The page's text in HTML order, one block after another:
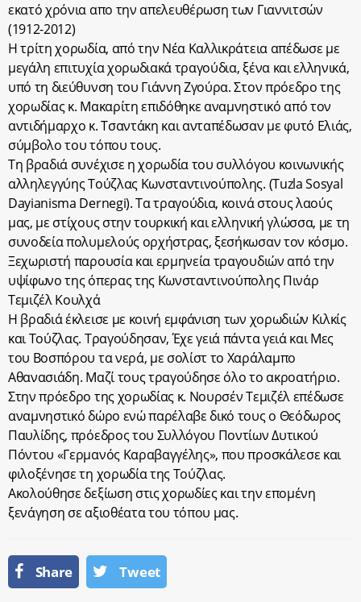
εκατό χρόνια απο την απελευθέρωση των Γιαννιτσών
(1912-2012)
Η τρίτη χορωδία, από την Νέα Καλλικράτεια απέδωσε με
μεγάλη επιτυχία χορωδιακά τραγούδια, ξένα και ελληνικά,
υπό τη διεύθυνση του Γιάννη Ζγούρα. Στον πρόεδρο της
χορωδίας κ. Μακαρίτη επιδόθηκε αναμνηστικό από τον
αντιδήμαρχο κ. Τσαντάκη και ανταπέδωσαν με φυτό Ελιάς,
σύμβολο του τόπου τους.
Τη βραδιά συνέχισε η χορωδία του συλλόγου κοινωνικής
αλληλεγγύης Τούζλας Κωνσταντινούπολης. (Tuzla Sosyal
Dayianisma Dernegi). Τα τραγούδια, κοινά στους λαούς
μας, με στίχους στην τουρκική και ελληνική γλώσσα, με τη
συνοδεία πολυμελούς ορχήστρας, ξεσήκωσαν τον κόσμο.
Ξεχωριστή παρουσία και ερμηνεία τραγουδιών από την
υψίφωνο της όπερας της Κωνσταντινούπολης Πινάρ
Τεμιζέλ Κουλχά
Η βραδιά έκλεισε με κοινή εμφάνιση των χορωδιών Κιλκίς
και Τούζλας. Τραγούδησαν, Έχε γειά πάντα γειά και Μες
του Βοσπόρου τα νερά, με σολίστ το Χαράλαμπο
Αθανασιάδη. Μαζί τους τραγούδησε όλο το ακροατήριο.
Στην πρόεδρο της χορωδίας κ. Νουρσέν Τεμιζέλ επέδωσε
αναμνηστικό δώρο ενώ παρέλαβε δικό τους ο Θεόδωρος
Παυλίδης, πρόεδρος του Συλλόγου Ποντίων Δυτικού
Πόντου «Γερμανός Καραβαγγέλης», που προσκάλεσε και
φιλοξένησε τη χορωδία της Τούζλας.
Ακολούθησε δεξίωση στις χορωδίες και την επομένη
ξενάγηση σε αξιοθέατα του τόπου μας.
Share Tweet